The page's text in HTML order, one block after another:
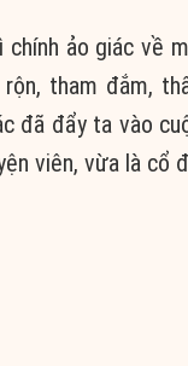
chính ảo giác về
rộn, tham đắm,
đã đẩy ta vào
viên, vừa là